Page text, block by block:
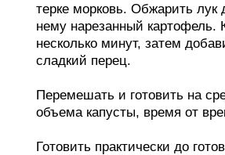
терке морковь. Обжарить лук
нему нарезанный картофель.
несколько минут, затем
сладкий перец.
Перемешать и готовить на
объема капусты, время от
Готовить практически до